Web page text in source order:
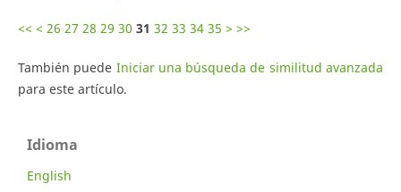
<< < 26 27 28 29 30 31 32 33 34 35 > >>
También puede Iniciar una búsqueda de similitud avanzada
para este artículo.
Idioma
English